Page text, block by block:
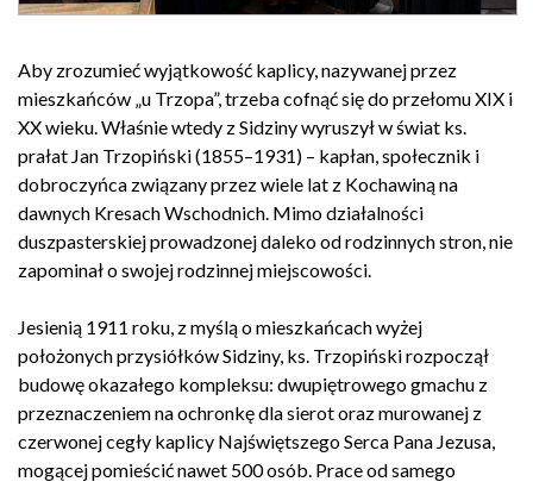
Aby zrozumieć wyjątkowość kaplicy, nazywanej przez
mieszkańców „u Trzopa”, trzeba cofnąć się do przełomu XIX i
XX wieku. Właśnie wtedy z Sidziny wyruszył w świat ks.
prałat Jan Trzopiński (1855–1931) – kapłan, społecznik i
dobroczyńca związany przez wiele lat z Kochawiną na
dawnych Kresach Wschodnich. Mimo działalności
duszpasterskiej prowadzonej daleko od rodzinnych stron, nie
zapominał o swojej rodzinnej miejscowości.
Jesienią 1911 roku, z myślą o mieszkańcach wyżej
położonych przysiółków Sidziny, ks. Trzopiński rozpoczął
budowę okazałego kompleksu: dwupiętrowego gmachu z
przeznaczeniem na ochronkę dla sierot oraz murowanej z
czerwonej cegły kaplicy Najświętszego Serca Pana Jezusa,
mogącej pomieścić nawet 500 osób. Prace od samego